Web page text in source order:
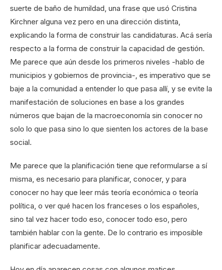
suerte de baño de humildad, una frase que usó Cristina
Kirchner alguna vez pero en una dirección distinta,
explicando la forma de construir las candidaturas. Acá sería
respecto a la forma de construir la capacidad de gestión.
Me parece que aún desde los primeros niveles -hablo de
municipios y gobiernos de provincia-, es imperativo que se
baje a la comunidad a entender lo que pasa allí, y se evite la
manifestación de soluciones en base a los grandes
números que bajan de la macroeconomía sin conocer no
solo lo que pasa sino lo que sienten los actores de la base
social.
Me parece que la planificación tiene que reformularse a sí
misma, es necesario para planificar, conocer, y para
conocer no hay que leer más teoría económica o teoría
política, o ver qué hacen los franceses o los españoles,
sino tal vez hacer todo eso, conocer todo eso, pero
también hablar con la gente. De lo contrario es imposible
planificar adecuadamente.